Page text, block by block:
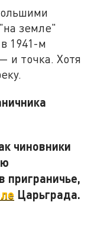
земле"
1941-м
и точка. Хотя
чиновники
приграничье,
Царьграда.